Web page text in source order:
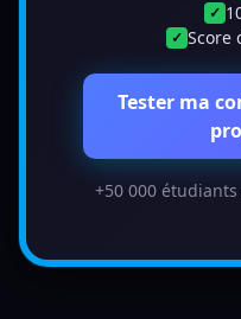
✓
✓ Score
Tester ma
+50 000